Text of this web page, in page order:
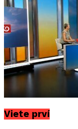
Viete prví